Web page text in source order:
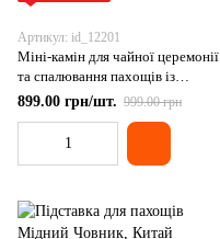
Артикул: id_12201
Міні-камін для чайної церемонії
та спалювання пахощів із
знаменитої кераміки Дехуа,
899.00 грн/шт. 999.00 грн